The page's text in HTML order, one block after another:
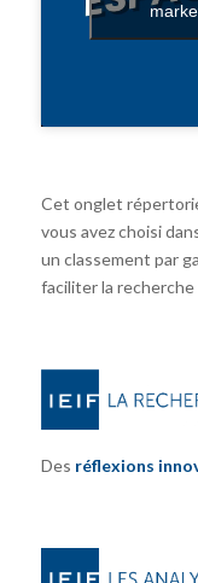
Cet onglet
vous avez choisi
un classement par
faciliter la recherche
Des réflexions